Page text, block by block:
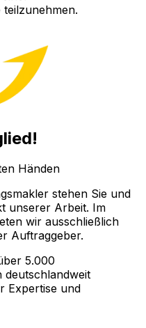
Händen
stehen Sie und
unserer Arbeit. Im
wir ausschließlich
Auftraggeber.
5.000
deutschlandweit
Expertise und